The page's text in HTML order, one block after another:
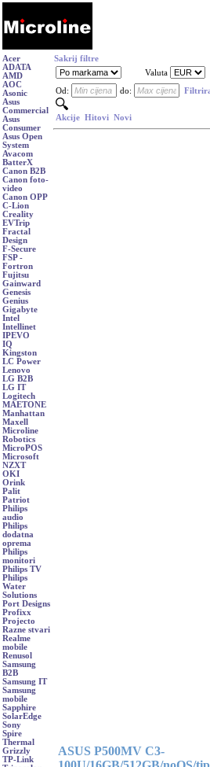
Acer
ADATA
AMD
AOC
Asonic
Asus
Commercial
Asus
Consumer
Asus Open
System
Avacom
BatterX
Canon B2B
Canon foto-
video
Canon OPP
C-Lion
Creality
EVTrip
Fractal
Design
F-Secure
FSP -
Fortron
Fujitsu
Gainward
Genesis
Genius
Gigabyte
Intel
Intellinet
IPEVO
IQ
Kingston
LC Power
Lenovo
LG B2B
LG IT
Logitech
MAETONE
Manhattan
Maxell
Microline
Robotics
MicroPOS
Microsoft
NZXT
OKI
Orink
Palit
Patriot
Philips
audio
Philips
dodatna
oprema
Philips
monitori
Philips TV
Philips
Water
Solutions
Port Designs
Profixx
Projecto
Razne stvari
Realme
mobile
Renusol
Samsung
B2B
Samsung IT
Samsung
mobile
Sapphire
SolarEdge
Sony
Spire
Thermal
Grizzly
TP-Link
Sakrij filtre
Valuta
Od: do:
Akcije Hitovi Novi
ASUS P500MV C3-